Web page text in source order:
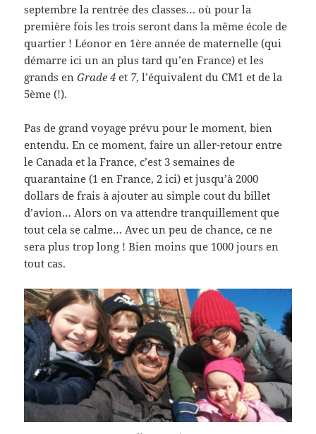
septembre la rentrée des classes… où pour la
première fois les trois seront dans la même école de
quartier ! Léonor en 1ère année de maternelle (qui
démarre ici un an plus tard qu’en France) et les
grands enGrade 4 et 7, l’équivalent du CM1 et de la
5ème (!).
Pas de grand voyage prévu pour le moment, bien
entendu. En ce moment, faire un aller-retour entre
le Canada et la France, c’est 3 semaines de
quarantaine (1 en France, 2 ici) et jusqu’à 2000
dollars de frais à ajouter au simple cout du billet
d’avion… Alors on va attendre tranquillement que
tout cela se calme… Avec un peu de chance, ce ne
sera plus trop long ! Bien moins que 1000 jours en
tout cas.